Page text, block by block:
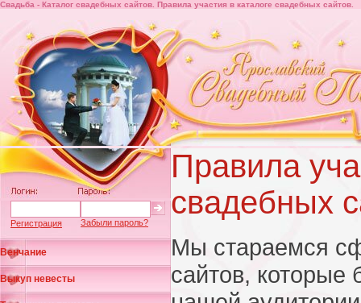
Свадьба - Каталог свадебных сайтов. Правила участия в каталоге свадебных сайтов.
Регистрация Забыли пароль?
Венчание
Выкуп невесты
Правила
свадебных
Мы стараемся
сайтов, которые